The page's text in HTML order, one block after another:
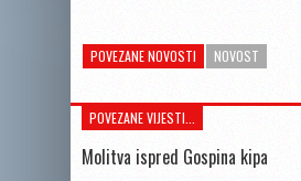
POVEZANE NOVOSTI NOVOST
POVEZANE VIJESTI...
Molitva ispred Gospina kipa